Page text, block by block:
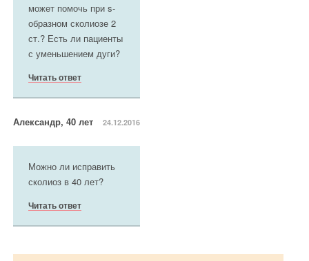
может помочь при s-
образном сколиозе 2
ст.? Есть ли пациенты
с уменьшением дуги?
Читать ответ
Александр, 40 лет 24.12.2016
Можно ли исправить
сколиоз в 40 лет?
Читать ответ